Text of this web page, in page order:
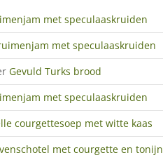
met speculaaskruiden
met speculaaskruiden
Gevuld Turks brood
met speculaaskruiden
courgettesoep met witte kaas
met courgette en tonijn